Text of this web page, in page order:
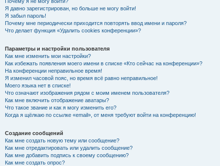
Я давно зарегистрирован, но больше не могу войти!
Я забыл пароль!
Почему мне периодически приходится повторять ввод имени и пароля?
Что делает функция «Удалить cookies конференции»?
Параметры и настройки пользователя
Как мне изменить мои настройки?
Как избежать появления моего имени в списке «Кто сейчас на конференции»?
На конференции неправильное время!
Я изменил часовой пояс, но время всё равно неправильное!
Моего языка нет в списке!
Что означают изображения рядом с моим именем пользователя?
Как мне включить отображение аватары?
Что такое звание и как я могу изменить его?
Когда я щёлкаю по ссылке «email», от меня требуют войти на конференцию!
Создание сообщений
Как мне создать новую тему или сообщение?
Как мне отредактировать или удалить сообщение?
Как мне добавить подпись к своему сообщению?
Как мне создать опрос?